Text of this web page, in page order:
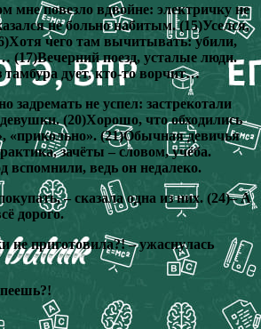
мне повезло вдвойне: электричку не
не больно набитым. (15)Уселся,
чего там вычитывать: убили,
(17)Вечерний поезд, усталые люди.
тамбура дует, кто-то ворчит…
задремать не успел: застрекотали
(20)Хорошо, что обходились
«прикольно». (21)Обычная девичья
зачёты – словом, учёба.
вспомнили, ведь он недалеко.
– сказала одна из них. (24)– А
дорого.
не приготовила?! – ужаснулась